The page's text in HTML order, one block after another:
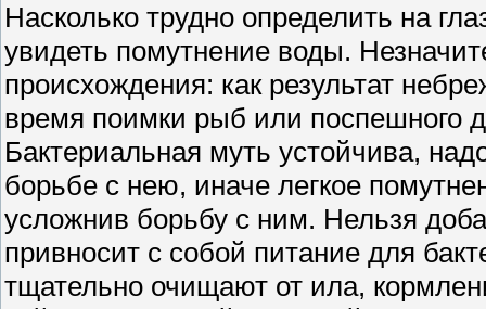
Насколько трудно определить на
увидеть помутнение воды.
происхождения: как результат
время поимки рыб или поспешного
Бактериальная муть устойчива,
борьбе с нею, иначе легкое
усложнив борьбу с ним. Нельзя
привносит с собой питание для
тщательно очищают от ила,